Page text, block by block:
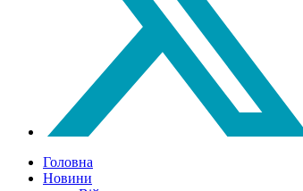
Головна
Новини